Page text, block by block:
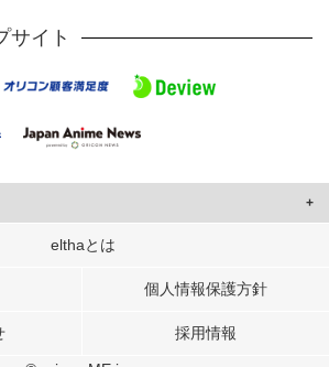
サイト
使用して、ユーザーに合わせたコンテンツや広告の
タ解析の各パートナーに提供しています。
elthaとは
個人情報保護方針
採用情報